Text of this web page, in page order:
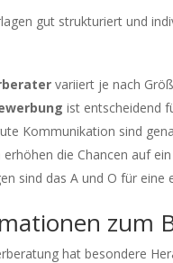
gut strukturiert und
variiert je nach
ist entscheidend
Kommunikation sind
die Chancen auf
sind das A und O für eine
zum
hat besondere